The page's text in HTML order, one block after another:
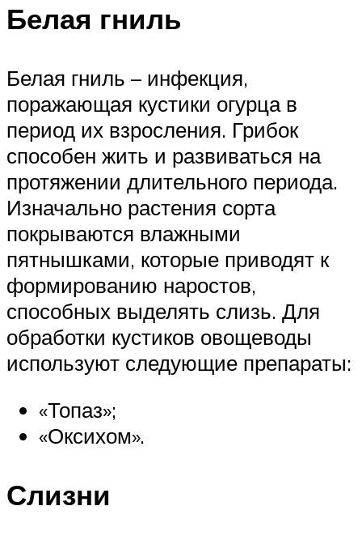
Белая гниль
Белая гниль – инфекция,
поражающая кустики огурца в
период их взросления. Грибок
способен жить и развиваться на
протяжении длительного периода.
Изначально растения сорта
покрываются влажными
пятнышками, которые приводят к
формированию наростов,
способных выделять слизь. Для
обработки кустиков овощеводы
используют следующие препараты:
«Топаз»;
«Оксихом».
Слизни